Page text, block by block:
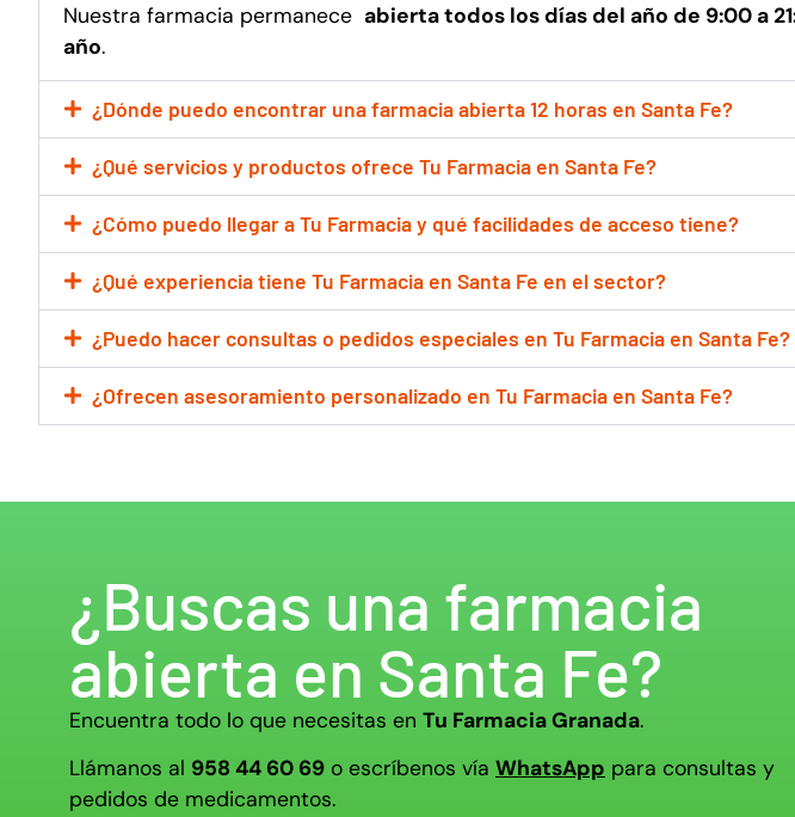
Nuestra farmacia permanece abierta todos los días del año de 9:00 a
año.
¿Dónde puedo encontrar una farmacia abierta 12 horas en Santa Fe?
¿Qué servicios y productos ofrece Tu Farmacia en Santa Fe?
¿Cómo puedo llegar a Tu Farmacia y qué facilidades de acceso tiene?
¿Qué experiencia tiene Tu Farmacia en Santa Fe en el sector?
¿Puedo hacer consultas o pedidos especiales en Tu Farmacia en Santa Fe?
¿Ofrecen asesoramiento personalizado en Tu Farmacia en Santa Fe?
¿Buscas una farmacia
abierta en Santa Fe?
Encuentra todo lo que necesitas en Tu Farmacia Granada.
Llámanos al 958 44 60 69 o escríbenos vía WhatsApp para consultas y
pedidos de medicamentos.